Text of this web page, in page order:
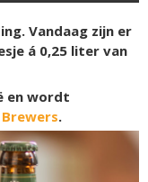
Vandaag zijn er
á 0,25 liter van
en wordt
.